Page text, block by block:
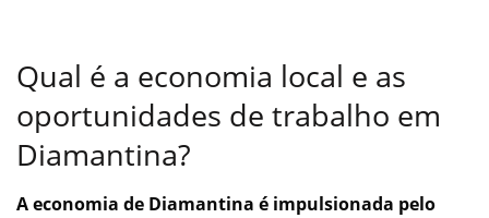
Qual é a economia local e as
oportunidades de trabalho em
Diamantina?
A economia de Diamantina é impulsionada pelo